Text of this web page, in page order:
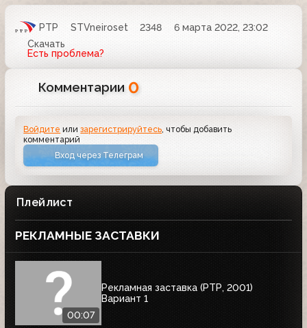
РТР STVneiroset 2348
6 марта 2022, 23:02
Скачать
Есть проблема?
Комментарии 0
Войдите илизарегистрируйтесь, чтобы добавить
комментарий
Вход через Телеграм
Плейлист
РЕКЛАМНЫЕ ЗАСТАВКИ
00:07
Рекламная заставка (РТР, 2001)
Вариант 1